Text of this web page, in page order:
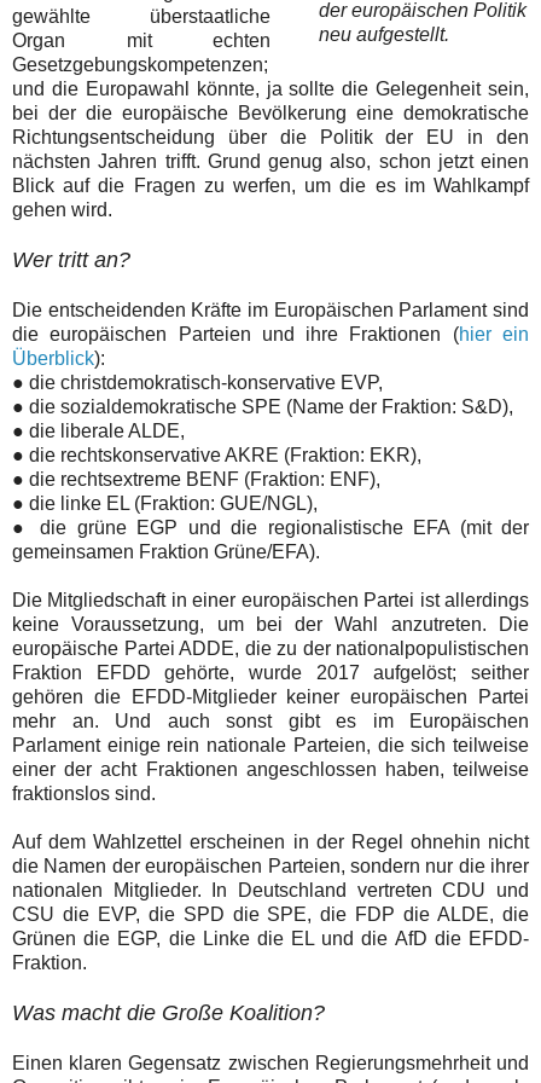
der europäischen Politik
neu aufgestellt.
gewählte überstaatliche
Organ mit echten
Gesetzgebungskompetenzen;
und die Europawahl könnte, ja sollte die Gelegenheit sein,
bei der die europäische Bevölkerung eine demokratische
Richtungsentscheidung über die Politik der EU in den
nächsten Jahren trifft. Grund genug also, schon jetzt einen
Blick auf die Fragen zu werfen, um die es im Wahlkampf
gehen wird.
Wer tritt an?
Die entscheidenden Kräfte im Europäischen Parlament sind
die europäischen Parteien und ihre Fraktionen (hier ein
Überblick):
● die christdemokratisch-konservative EVP,
● die sozialdemokratische SPE (Name der Fraktion: S&D),
● die liberale ALDE,
● die rechtskonservative AKRE (Fraktion: EKR),
● die rechtsextreme BENF (Fraktion: ENF),
● die linke EL (Fraktion: GUE/NGL),
● die grüne EGP und die regionalistische EFA (mit der
gemeinsamen Fraktion Grüne/EFA).
Die Mitgliedschaft in einer europäischen Partei ist allerdings
keine Voraussetzung, um bei der Wahl anzutreten. Die
europäische Partei ADDE, die zu der nationalpopulistischen
Fraktion EFDD gehörte, wurde 2017 aufgelöst; seither
gehören die EFDD-Mitglieder keiner europäischen Partei
mehr an. Und auch sonst gibt es im Europäischen
Parlament einige rein nationale Parteien, die sich teilweise
einer der acht Fraktionen angeschlossen haben, teilweise
fraktionslos sind.
Auf dem Wahlzettel erscheinen in der Regel ohnehin nicht
die Namen der europäischen Parteien, sondern nur die ihrer
nationalen Mitglieder. In Deutschland vertreten CDU und
CSU die EVP, die SPD die SPE, die FDP die ALDE, die
Grünen die EGP, die Linke die EL und die AfD die EFDD-
Fraktion.
Was macht die Große Koalition?
Einen klaren Gegensatz zwischen Regierungsmehrheit und